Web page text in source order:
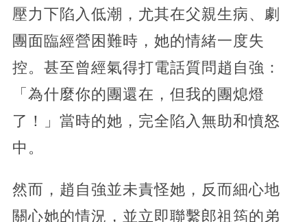
壓力下陷入低潮，尤其在父親生病、劇
團面臨經營困難時，她的情緒一度失
控。甚至曾經氣得打電話質問趙自強：
「為什麼你的團還在，但我的團熄燈
了！」當時的她，完全陷入無助和憤怒
中。
然而，趙自強並未責怪她，反而細心地
關心她的情況，並立即聯繫郎祖筠的弟